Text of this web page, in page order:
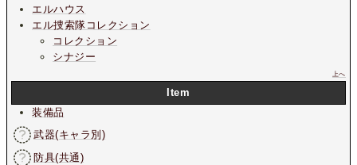
エルハウス
エル捜索隊コレクション
コレクション
シナジー
上へ
Item
装備品
武器(キャラ別)
防具(共通)